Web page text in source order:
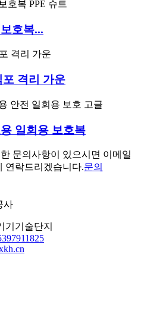
호복...
포 격리 가운
일회용 보호복
문의사항이 있으시면 이메일
연락드리겠습니다.문의
사
기기술단지